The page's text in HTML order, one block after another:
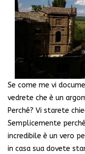
Se come me vi
vedrete che è un
Perché? Vi starete
Semplicemente
incredibile è un vero
in casa sua dovete